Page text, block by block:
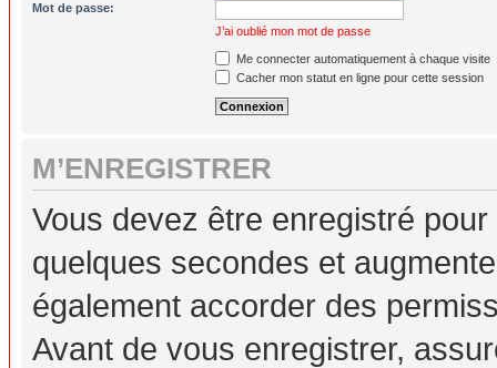
Mot de passe:
J’ai oublié mon mot de passe
Me connecter automatiquement à chaque visite
Cacher mon statut en ligne pour cette session
M’ENREGISTRER
Vous devez être enregistré
quelques secondes et
également accorder des
Avant de vous enregistrer,